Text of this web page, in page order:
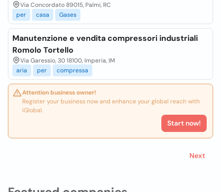
Via Concordato 89015, Palmi, RC
per
casa Gases
Manutenzione e vendita compressori industriali
Romolo Tortello
Via Garessio, 30 18100, Imperia, IM
aria
per compressa
Attention business owner!
Register your business now and enhance your global reach with
iGlobal.
Start now!
Next